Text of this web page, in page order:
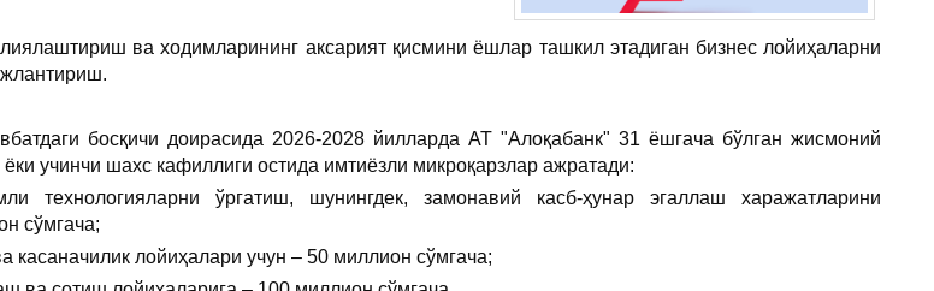
ва ходимларининг аксарият қисмини ёшлар ташкил этадиган бизнес лойиҳаларни
босқичи доирасида 2026-2028 йилларда АТ "Алоқабанк" 31 ёшгача бўлган жисмоний
учинчи шахс кафиллиги остида имтиёзли микроқарзлар ажратади:
технологияларни ўргатиш, шунингдек, замонавий касб-ҳунар эгаллаш харажатларини
сўмгача;
касаначилик лойиҳалари учун – 50 миллион сўмгача;